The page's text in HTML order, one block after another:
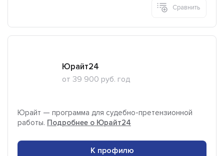
Сравнить
Юрайт24
от 39 900 руб. год
Юрайт — программа для судебно-претензионной
работы. Подробнее о Юрайт24
К профилю